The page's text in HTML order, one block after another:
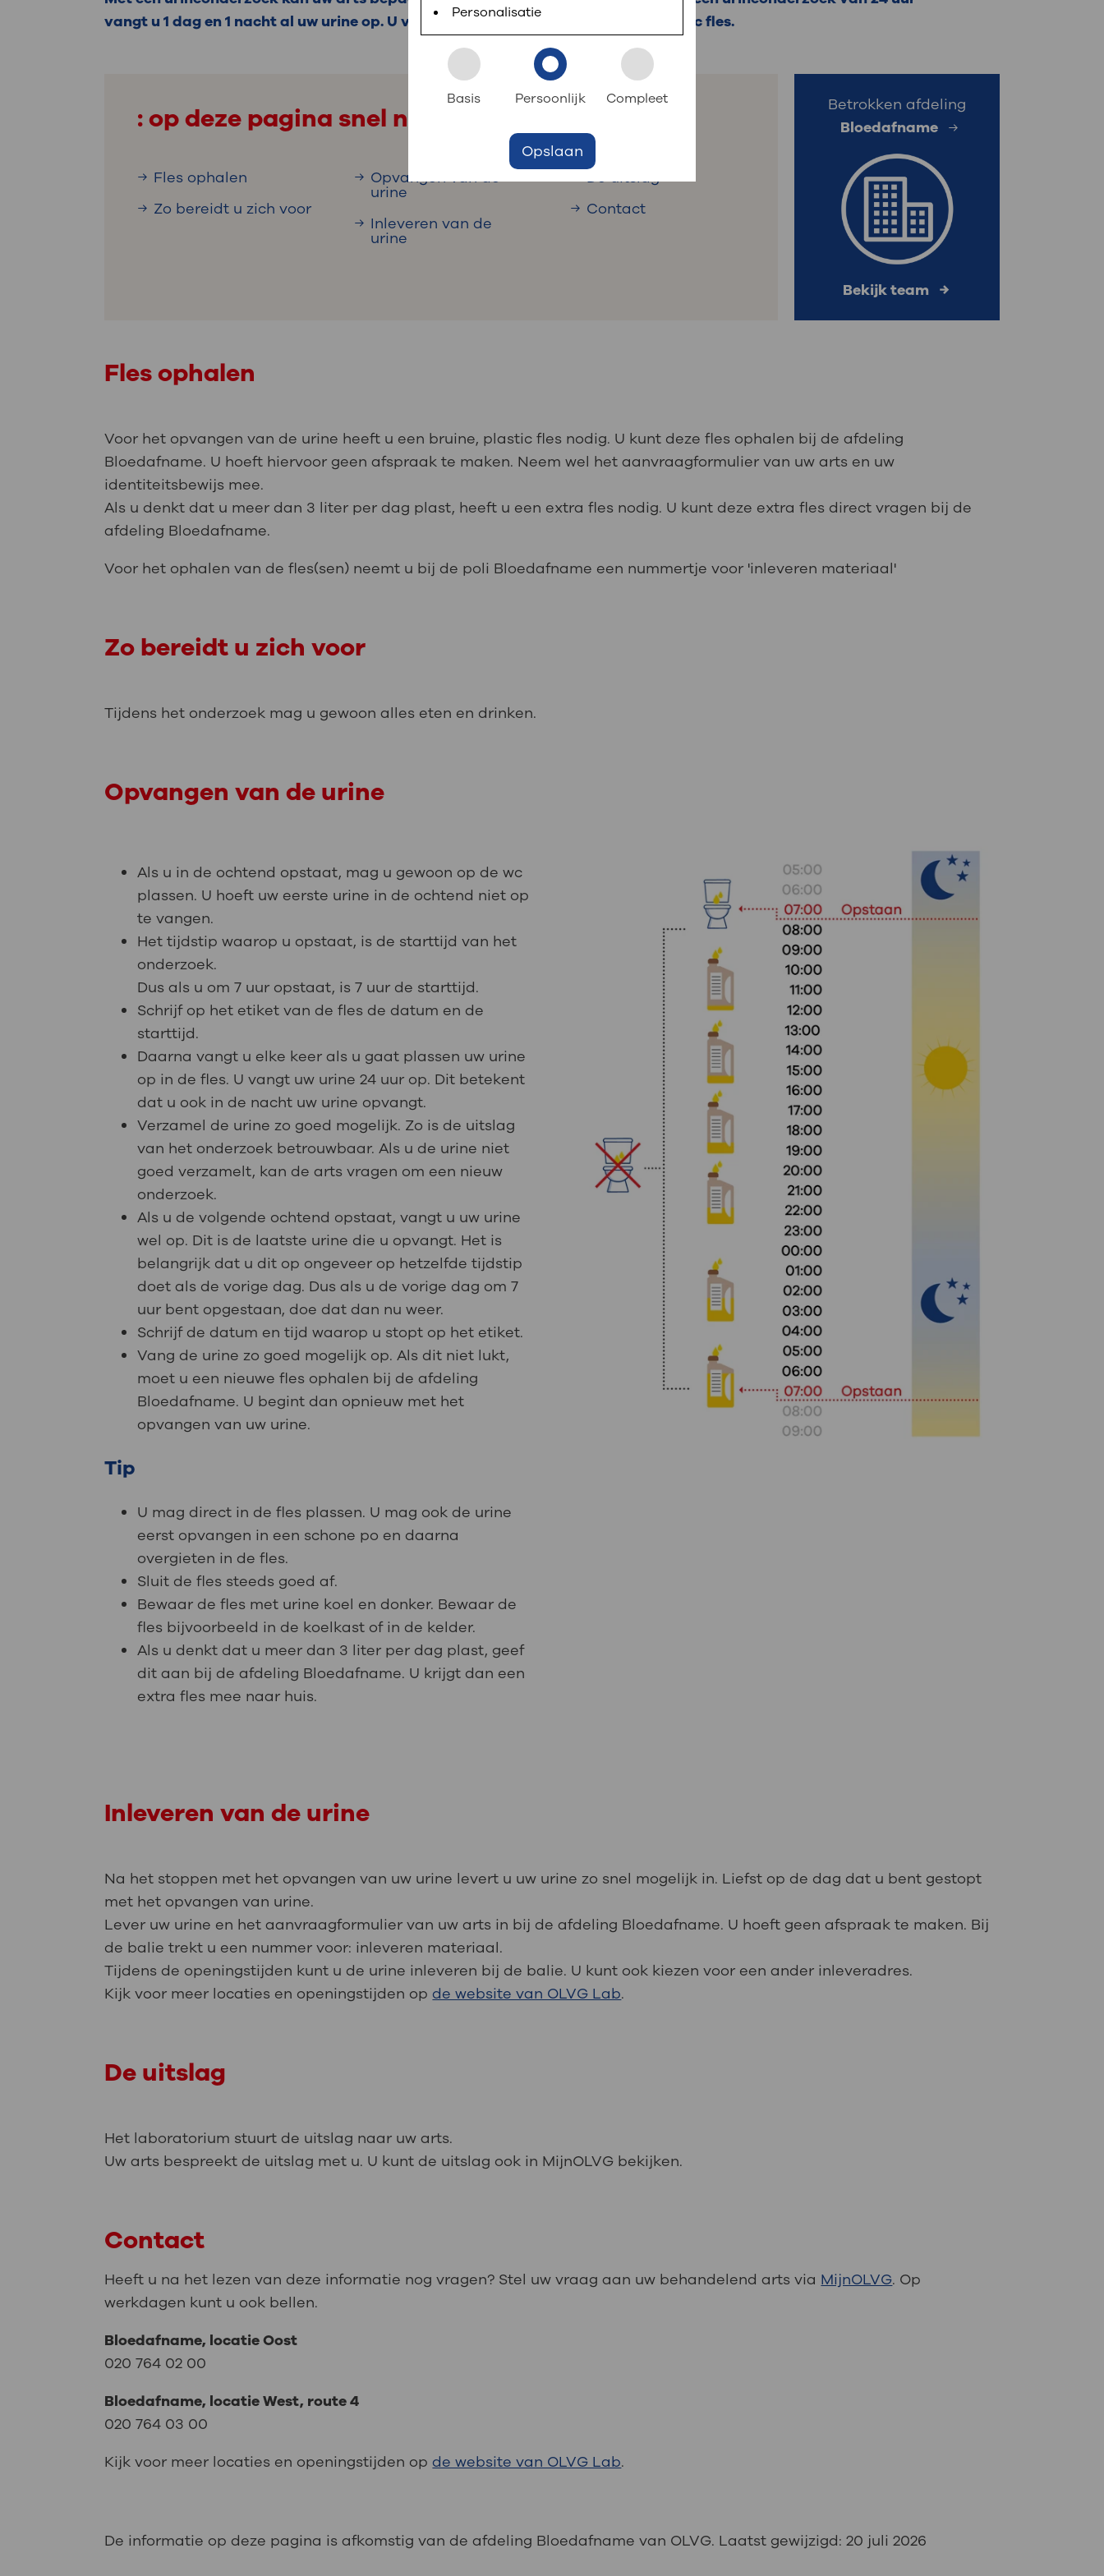
Uw bezoek aan OLVG
Werken bij OLVG
Inloggen MijnOLVG
steeds verder uit, zodat u zelf meer digitaal kunt regelen. Met MijnOLVG kunnen
we u sneller helpen.
vangt u 1 dag en 1 nacht al uw urine op. U vangt alle urine op in een speciale, plastic fles.
: op deze pagina snel naar
Fles ophalen
Zo bereidt u zich voor
Opvangen van de
urine
Inleveren van de
urine
De uitslag
Contact
Betrokken afdeling
Bloedafname
Bekijk team
Fles ophalen
Voor het opvangen van de urine heeft u een bruine, plastic fles nodig. U kunt deze fles ophalen bij de afdeling
Bloedafname. U hoeft hiervoor geen afspraak te maken. Neem wel het aanvraagformulier van uw arts en uw
identiteitsbewijs mee.
Als u denkt dat u meer dan 3 liter per dag plast, heeft u een extra fles nodig. U kunt deze extra fles direct vragen bij de
afdeling Bloedafname.
Voor het ophalen van de fles(sen) neemt u bij de poli Bloedafname een nummertje voor 'inleveren materiaal'
Zo bereidt u zich voor
Tijdens het onderzoek mag u gewoon alles eten en drinken.
Opvangen van de urine
Als u in de ochtend opstaat, mag u gewoon op de wc
plassen. U hoeft uw eerste urine in de ochtend niet op
te vangen.
Het tijdstip waarop u opstaat, is de starttijd van het
onderzoek.
Dus als u om 7 uur opstaat, is 7 uur de starttijd.
Schrijf op het etiket van de fles de datum en de
starttijd.
Daarna vangt u elke keer als u gaat plassen uw urine
op in de fles. U vangt uw urine 24 uur op. Dit betekent
dat u ook in de nacht uw urine opvangt.
Verzamel de urine zo goed mogelijk. Zo is de uitslag
van het onderzoek betrouwbaar. Als u de urine niet
goed verzamelt, kan de arts vragen om een nieuw
onderzoek.
Als u de volgende ochtend opstaat, vangt u uw urine
wel op. Dit is de laatste urine die u opvangt. Het is
belangrijk dat u dit op ongeveer op hetzelfde tijdstip
doet als de vorige dag. Dus als u de vorige dag om 7
uur bent opgestaan, doe dat dan nu weer.
Schrijf de datum en tijd waarop u stopt op het etiket.
Vang de urine zo goed mogelijk op. Als dit niet lukt,
moet u een nieuwe fles ophalen bij de afdeling
Bloedafname. U begint dan opnieuw met het
opvangen van uw urine.
Tip
U mag direct in de fles plassen. U mag ook de urine
eerst opvangen in een schone po en daarna
overgieten in de fles.
Sluit de fles steeds goed af.
Bewaar de fles met urine koel en donker. Bewaar de
fles bijvoorbeeld in de koelkast of in de kelder.
Als u denkt dat u meer dan 3 liter per dag plast, geef
dit aan bij de afdeling Bloedafname. U krijgt dan een
extra fles mee naar huis.
Inleveren van de urine
Na het stoppen met het opvangen van uw urine levert u uw urine zo snel mogelijk in. Liefst op de dag dat u bent gestopt
met het opvangen van urine.
Lever uw urine en het aanvraagformulier van uw arts in bij de afdeling Bloedafname. U hoeft geen afspraak te maken. Bij
de balie trekt u een nummer voor: inleveren materiaal.
Tijdens de openingstijden kunt u de urine inleveren bij de balie. U kunt ook kiezen voor een ander inleveradres.
Kijk voor meer locaties en openingstijden opde website van OLVG Lab.
De uitslag
Het laboratorium stuurt de uitslag naar uw arts.
Uw arts bespreekt de uitslag met u. U kunt de uitslag ook in MijnOLVG bekijken.
Contact
Heeft u na het lezen van deze informatie nog vragen? Stel uw vraag aan uw behandelend arts via MijnOLVG. Op
werkdagen kunt u ook bellen.
Bloedafname, locatie Oost
020 764 02 00
Bloedafname, locatie West, route 4
020 764 03 00
Kijk voor meer locaties en openingstijden opde website van OLVG Lab.
De informatie op deze pagina is afkomstig van de afdeling Bloedafname van OLVG. Laatst gewijzigd:20 juli 2026
Personalisatie
Basis Persoonlijk Compleet
Opslaan